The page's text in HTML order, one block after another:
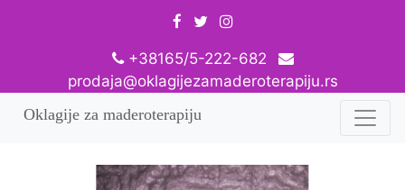
+38165/5-222-682
prodaja@oklagijezamaderoterapiju.rs
Oklagije za maderoterapiju